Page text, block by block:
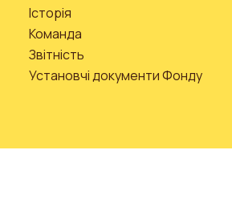
Історія
Команда
Звітність
Установчі документи Фонду